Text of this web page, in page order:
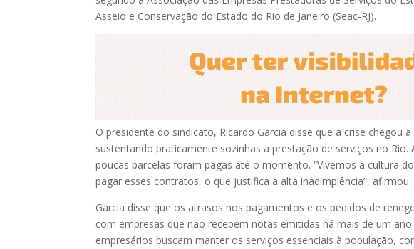
Asseio e Conservação do Estado do Rio de Janeiro (Seac-RJ).
O presidente do sindicato, Ricardo Garcia disse que a crise chegou
sustentando praticamente sozinhas a prestação de serviços no Rio.
poucas parcelas foram pagas até o momento. “Vivemos a cultura
pagar esses contratos, o que justifica a alta inadimplência”, afirmou.
Garcia disse que os atrasos nos pagamentos e os pedidos de
com empresas que não recebem notas emitidas há mais de um
empresários buscam manter os serviços essenciais à população,